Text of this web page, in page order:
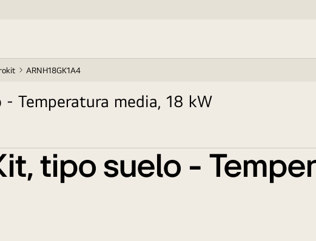
ARNH18GK1A4
Temperatura media, 18 kW
tipo suelo -